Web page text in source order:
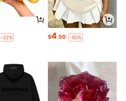
-22% $4.50 -50%